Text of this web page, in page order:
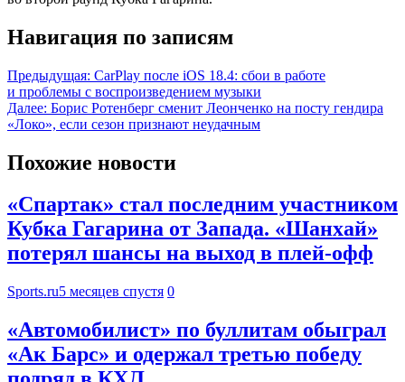
Навигация по записям
Предыдущая: CarPlay после iOS 18.4: сбои в работе
и проблемы с воспроизведением музыки
Далее: Борис Ротенберг сменит Леонченко на посту гендира
«Локо», если сезон признают неудачным
Похожие новости
«Спартак» стал последним участником
Кубка Гагарина от Запада. «Шанхай»
потерял шансы на выход в плей-офф
Sports.ru5 месяцев спустя 0
«Автомобилист» по буллитам обыграл
«Ак Барс» и одержал третью победу